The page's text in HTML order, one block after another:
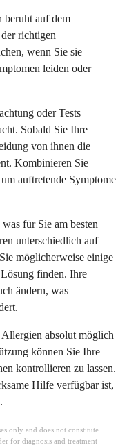
beruht auf dem
richtigen
wenn Sie sie
leiden oder
oder Tests
Sobald Sie Ihre
von ihnen die
Kombinieren Sie
auftretende Symptome
für Sie am besten
unterschiedlich auf
möglicherweise einige
finden. Ihre
ändern, was
absolut möglich
können Sie Ihre
kontrollieren zu lassen.
Hilfe verfügbar ist,
only and does not constitute
for diagnosis and treatment